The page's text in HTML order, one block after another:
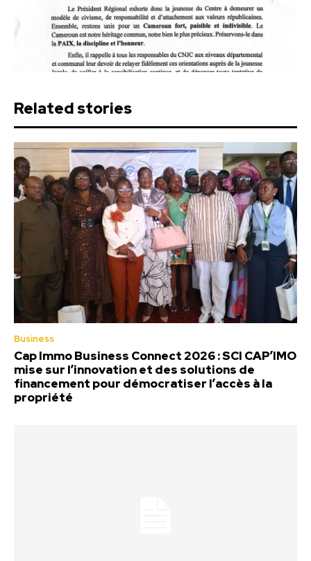
Related stories
Business
Cap Immo Business Connect 2026 : SCI CAP’IMO
mise sur l’innovation et des solutions de
financement pour démocratiser l’accès à la
propriété